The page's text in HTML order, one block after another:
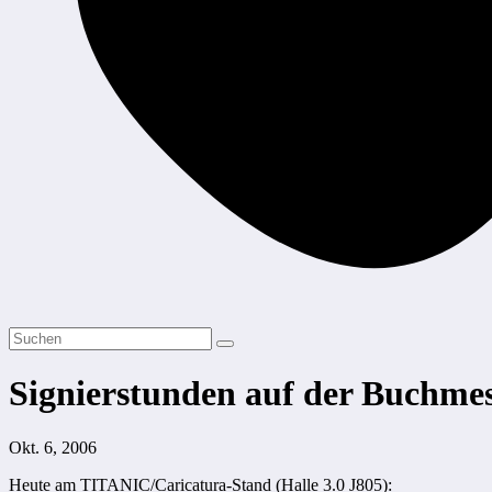
Signierstunden auf der
Okt. 6, 2006
Heute am TITANIC/Caricatura-Stand (Halle 3.0 J805):